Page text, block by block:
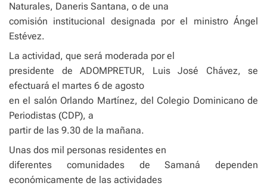
Naturales, Daneris Santana, o de una
comisión institucional designada por el ministro Ángel
Estévez.
La actividad, que será moderada por el
presidente de ADOMPRETUR, Luis José Chávez, se
efectuará el martes 6 de agosto
en el salón Orlando Martínez, del Colegio Dominicano de
Periodistas (CDP), a
partir de las 9.30 de la mañana.
Unas dos mil personas residentes en
diferentes comunidades de Samaná dependen
económicamente de las actividades